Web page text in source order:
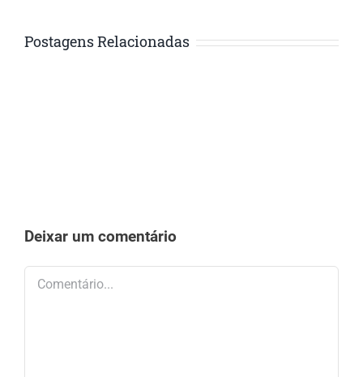
Postagens Relacionadas
Deixar um comentário
Comentário